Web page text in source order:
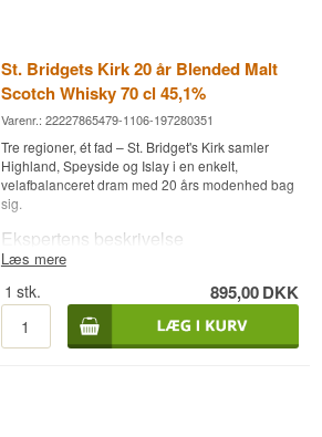
St. Bridgets Kirk 20 år Blended Malt
Scotch Whisky 70 cl 45,1%
Varenr.: 22227865479-1106-197280351
Tre regioner, ét fad – St. Bridget's Kirk samler
Highland, Speyside og Islay i en enkelt,
velafbalanceret dram med 20 års modenhed bag
sig.
Ekspertens beskrivelse
Scotch Whisky, aftappet den 21. marts 2022 efter
20 års lagring ved 45,1 % fra cask no. 2.
Whiskyen er sammensat af single malts fra
Læs mere
1 stk. 895,00DKK